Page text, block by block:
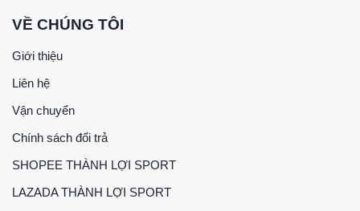
VỀ CHÚNG TÔI
Giới thiệu
Liên hệ
Vận chuyển
Chính sách đổi trả
SHOPEE THÀNH LỢI SPORT
LAZADA THÀNH LỢI SPORT